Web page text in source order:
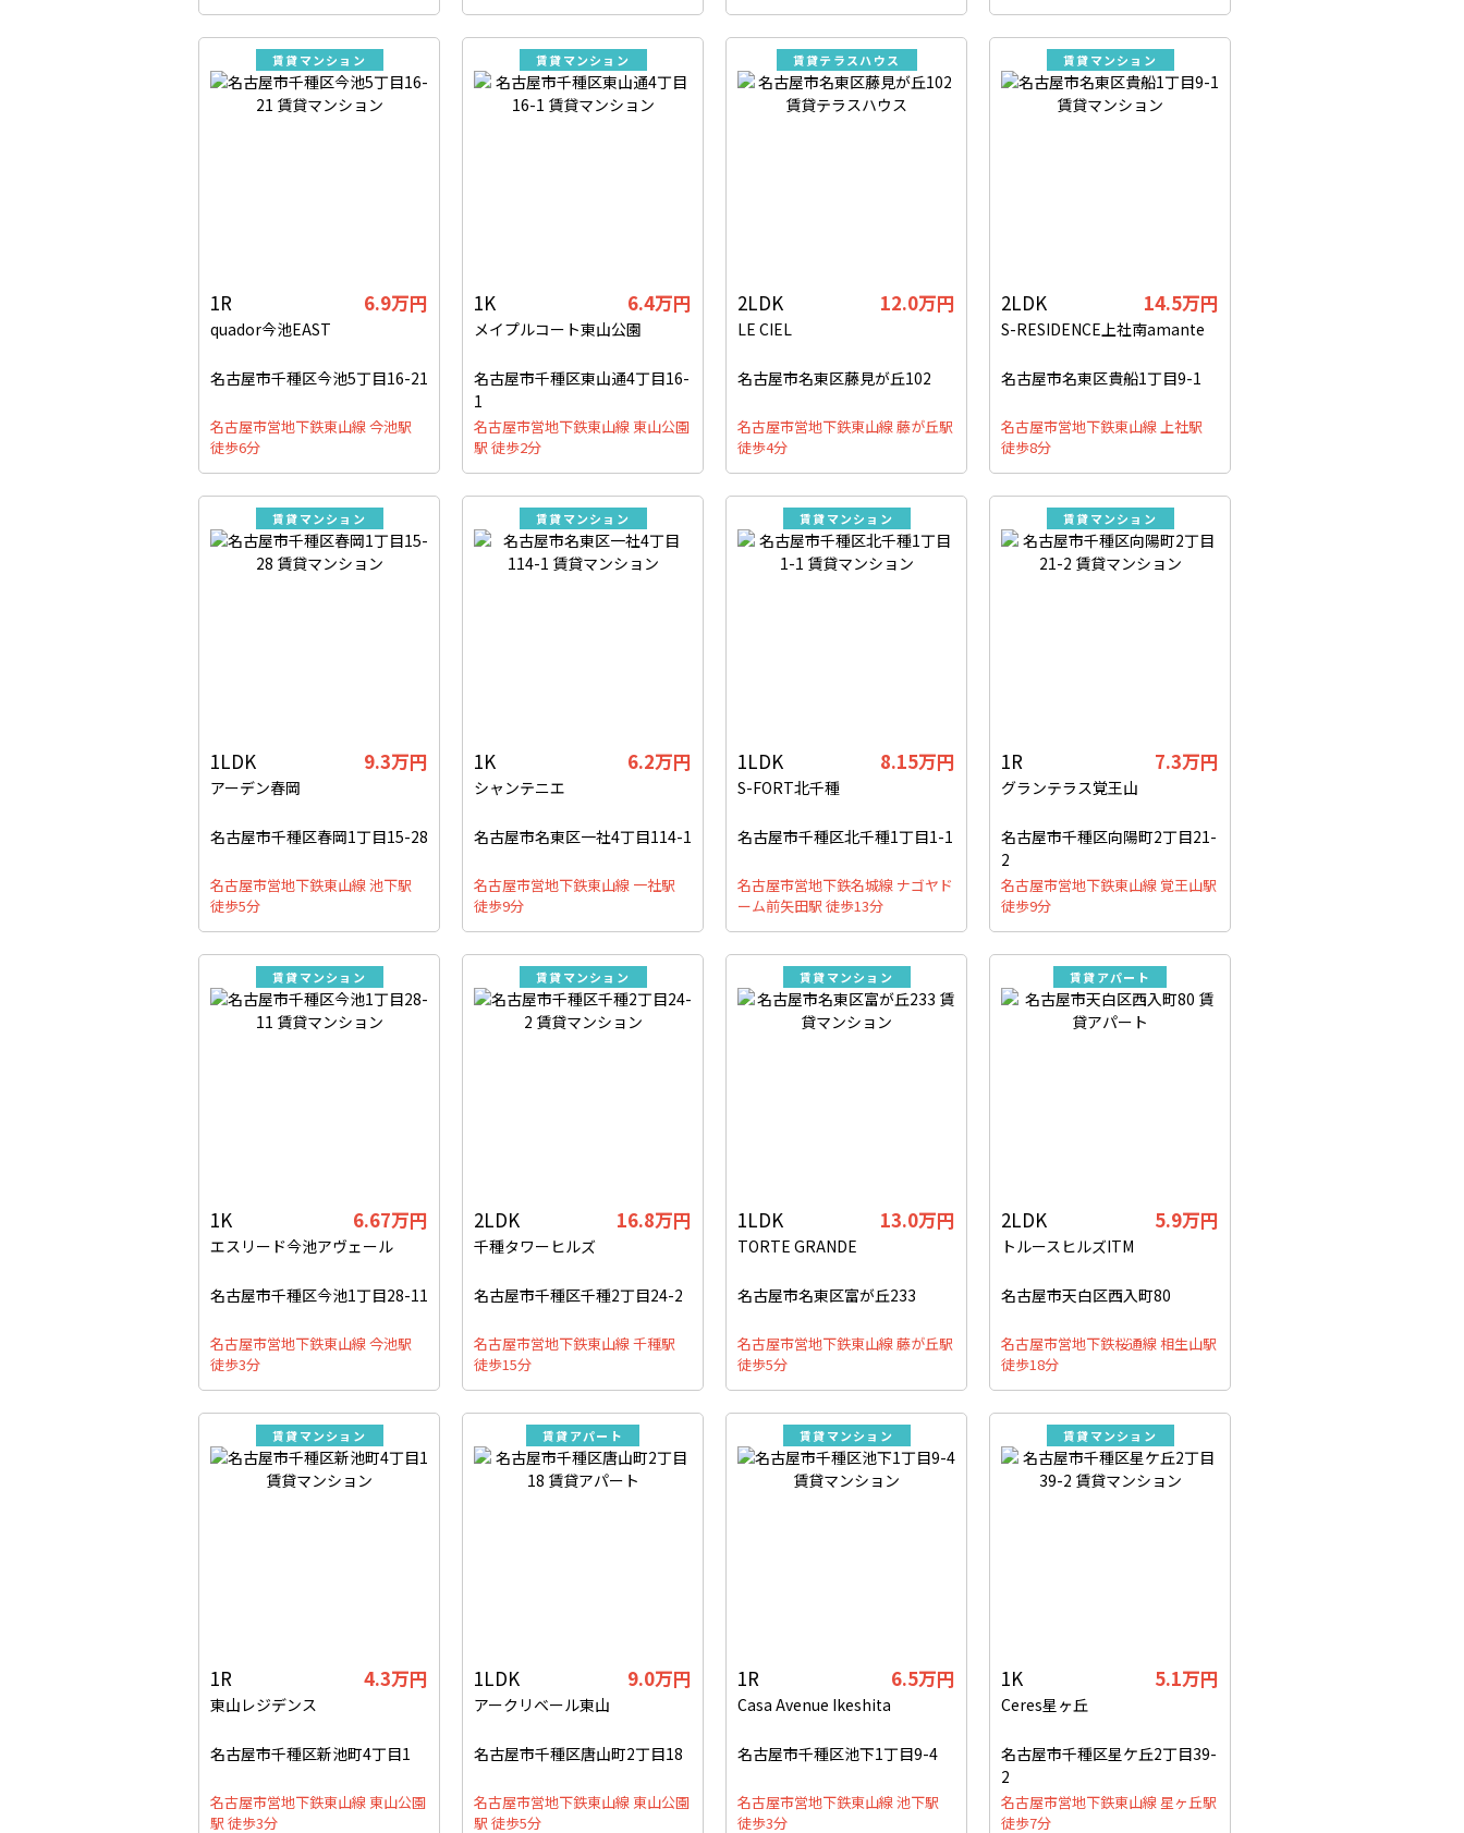
賃貸マンション
1R 6.9万円
quador今池EAST
名古屋市千種区今池5丁目16-21
名古屋市営地下鉄東山線 今池駅
徒歩6分
賃貸マンション
1K 6.4万円
メイプルコート東山公園
名古屋市千種区東山通4丁目16-
1
名古屋市営地下鉄東山線 東山公園
駅 徒歩2分
賃貸テラスハウス
2LDK 12.0万円
LE CIEL
名古屋市名東区藤見が丘102
名古屋市営地下鉄東山線 藤が丘駅
徒歩4分
賃貸マンション
2LDK 14.5万円
S-RESIDENCE上社南amante
名古屋市名東区貴船1丁目9-1
名古屋市営地下鉄東山線 上社駅
徒歩8分
賃貸マンション
1LDK 9.3万円
アーデン春岡
名古屋市千種区春岡1丁目15-28
名古屋市営地下鉄東山線 池下駅
徒歩5分
賃貸マンション
1K 6.2万円
シャンテニエ
名古屋市名東区一社4丁目114-1
名古屋市営地下鉄東山線 一社駅
徒歩9分
賃貸マンション
1LDK 8.15万円
S-FORT北千種
名古屋市千種区北千種1丁目1-1
名古屋市営地下鉄名城線 ナゴヤド
ーム前矢田駅 徒歩13分
賃貸マンション
1R 7.3万円
グランテラス覚王山
名古屋市千種区向陽町2丁目21-
2
名古屋市営地下鉄東山線 覚王山駅
徒歩9分
賃貸マンション
1K 6.67万円
エスリード今池アヴェール
名古屋市千種区今池1丁目28-11
名古屋市営地下鉄東山線 今池駅
徒歩3分
賃貸マンション
2LDK 16.8万円
千種タワーヒルズ
名古屋市千種区千種2丁目24-2
名古屋市営地下鉄東山線 千種駅
徒歩15分
賃貸マンション
1LDK 13.0万円
TORTE GRANDE
名古屋市名東区富が丘233
名古屋市営地下鉄東山線 藤が丘駅
徒歩5分
賃貸アパート
2LDK 5.9万円
トルースヒルズITM
名古屋市天白区西入町80
名古屋市営地下鉄桜通線 相生山駅
徒歩18分
賃貸マンション
1R 4.3万円
東山レジデンス
名古屋市千種区新池町4丁目1
名古屋市営地下鉄東山線 東山公園
駅 徒歩3分
賃貸アパート
1LDK 9.0万円
アークリベール東山
名古屋市千種区唐山町2丁目18
名古屋市営地下鉄東山線 東山公園
駅 徒歩5分
賃貸マンション
1R 6.5万円
Casa Avenue Ikeshita
名古屋市千種区池下1丁目9-4
名古屋市営地下鉄東山線 池下駅
徒歩3分
賃貸マンション
1K 5.1万円
Ceres星ヶ丘
名古屋市千種区星ケ丘2丁目39-
2
名古屋市営地下鉄東山線 星ヶ丘駅
徒歩7分